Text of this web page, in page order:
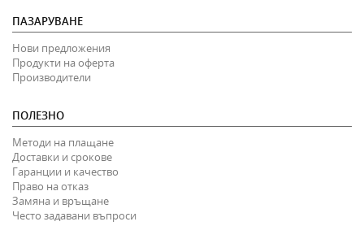
ПАЗАРУВАНЕ
Нови предложения
Продукти на оферта
Производители
ПОЛЕЗНО
Методи на плащане
Доставки и срокове
Гаранции и качество
Право на отказ
Замяна и връщане
Често задавани въпроси